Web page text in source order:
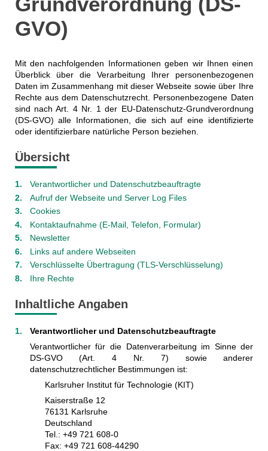
GVO)
Mit den nachfolgenden Informationen geben wir Ihnen einen
Überblick über die Verarbeitung Ihrer personenbezogenen
Daten im Zusammenhang mit dieser Webseite sowie über Ihre
Rechte aus dem Datenschutzrecht. Personenbezogene Daten
sind nach Art. 4 Nr. 1 der EU-Datenschutz-Grundverordnung
(DS-GVO) alle Informationen, die sich auf eine identifizierte
oder identifizierbare natürliche Person beziehen.
Übersicht
Verantwortlicher und Datenschutzbeauftragte
Aufruf der Webseite und Server Log Files
Cookies
Kontaktaufnahme (E-Mail, Telefon, Formular)
Newsletter
Links auf andere Webseiten
Verschlüsselte Übertragung (TLS-Verschlüsselung)
Ihre Rechte
Inhaltliche Angaben
Verantwortlicher und Datenschutzbeauftragte
Verantwortlicher für die Datenverarbeitung im Sinne der
DS-GVO (Art. 4 Nr. 7) sowie anderer
datenschutzrechtlicher Bestimmungen ist:
Karlsruher Institut für Technologie (KIT)
Kaiserstraße 12
76131 Karlsruhe
Deutschland
Tel.: +49 721 608-0
Fax: +49 721 608-44290